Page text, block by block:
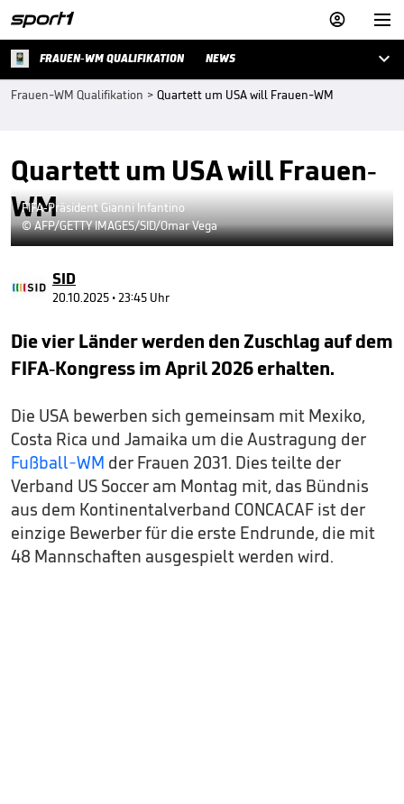


FRAUEN-WM QUALIFIKATION NEWS 
Frauen-WM Qualifikation > Quartett um USA will Frauen-WM
Quartett um USA will Frauen-
WM
FIFA-Präsident Gianni Infantino
© AFP/GETTY IMAGES/SID/Omar Vega
SID
20.10.2025 • 23:45 Uhr
Die vier Länder werden den Zuschlag auf dem
FIFA-Kongress im April 2026 erhalten.
Die USA bewerben sich gemeinsam mit Mexiko,
Costa Rica und Jamaika um die Austragung der
Fußball-WM der Frauen 2031. Dies teilte der
Verband US Soccer am Montag mit, das Bündnis
aus dem Kontinentalverband CONCACAF ist der
einzige Bewerber für die erste Endrunde, die mit
48 Mannschaften ausgespielt werden wird.